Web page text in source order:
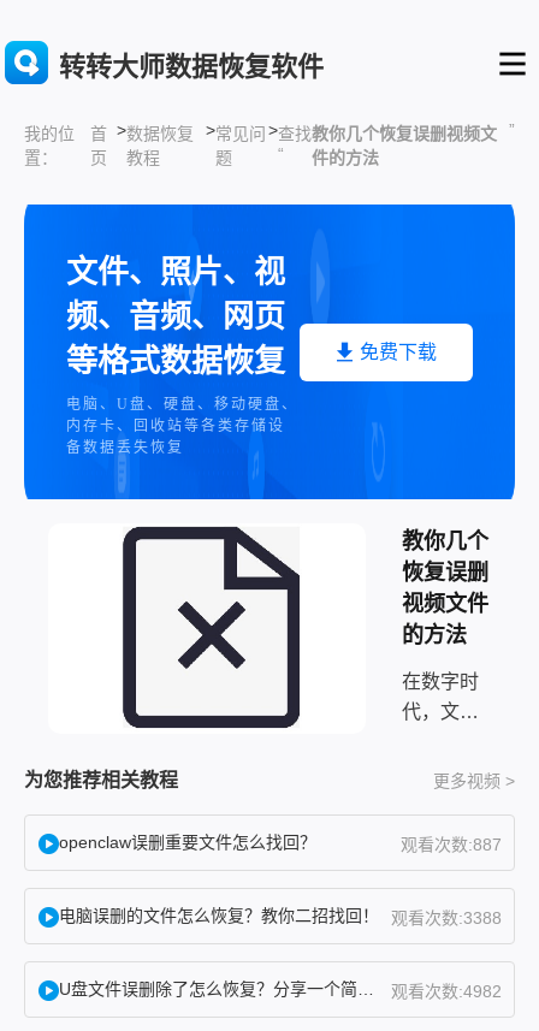
转转大师数据恢复软件
我的位
置：
首
页
>数据恢复
教程
>常见问
题
>查找
“
教你几个恢复误删视频文
件的方法
”
文件、照片、视
频、音频、网页
等格式数据恢复
电脑、U盘、硬盘、移动硬盘、
内存卡、回收站等各类存储设
备数据丢失恢复
免费下载
教你几个
恢复误删
视频文件
的方法
在数字时
代，文件
删是一种
的情况。
于那些保
存着珍贵
要工作文
件或宝贵
为您推荐相关教程 更多视频 >
openclaw误删重要文件怎么找回？ 观看次数:887
电脑误删的文件怎么恢复？教你二招找回！ 观看次数:3388
观看次数:4982